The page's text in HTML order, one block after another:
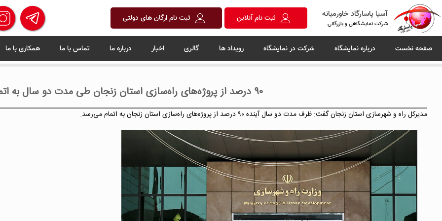
آسیا پاسارگاد خاورمیانه
شرکت نمایشگاهی و بازرگانی ثبت نام آنلاین ثبت نام ارگان های دولتی
صفحه نخست درباره نمایشگاه شرکت در نمایشگاه رویداد ها گالری اخبار درباره ما تماس با ما همکاری با ما
۹۰ درصد از پروژه‌های راه‌سازی استان زنجان طی مدت دو سال به اتمام می‌رسد
مدیرکل راه و شهرسازی استان زنجان گفت: ظرف مدت دو سال آینده ۹۰ درصد از پروژه‌های راه‌سازی استان زنجان به اتمام می‌رسد.